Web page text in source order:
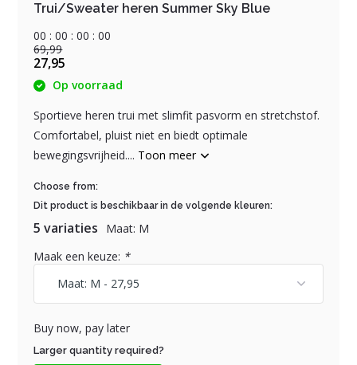
Trui/Sweater heren Summer Sky Blue
00 :00 :00 :00
69,99
27,95
Op voorraad
Sportieve heren trui met slimfit pasvorm en stretchstof.
Comfortabel, pluist niet en biedt optimale
bewegingsvrijheid.... Toon meer
Choose from:
Dit product is beschikbaar in de volgende kleuren:
5 variaties
Maat: M
Maak een keuze: *
Buy now, pay later
Larger quantity required?